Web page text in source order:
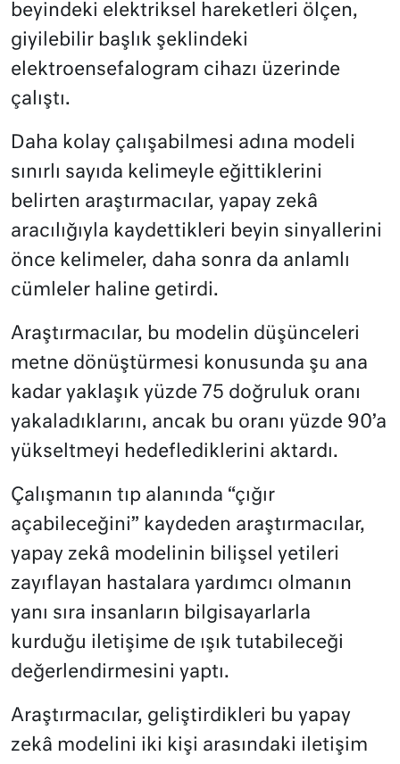
beyindeki elektriksel hareketleri ölçen,
giyilebilir başlık şeklindeki
elektroensefalogram cihazı üzerinde
çalıştı.
Daha kolay çalışabilmesi adına modeli
sınırlı sayıda kelimeyle eğittiklerini
belirten araştırmacılar, yapay zekâ
aracılığıyla kaydettikleri beyin sinyallerini
önce kelimeler, daha sonra da anlamlı
cümleler haline getirdi.
Araştırmacılar, bu modelin düşünceleri
metne dönüştürmesi konusunda şu ana
kadar yaklaşık yüzde 75 doğruluk oranı
yakaladıklarını, ancak bu oranı yüzde 90’a
yükseltmeyi hedeflediklerini aktardı.
Çalışmanın tıp alanında “çığır
açabileceğini” kaydeden araştırmacılar,
yapay zekâ modelinin bilişsel yetileri
zayıflayan hastalara yardımcı olmanın
yanı sıra insanların bilgisayarlarla
kurduğu iletişime de ışık tutabileceği
değerlendirmesini yaptı.
Araştırmacılar, geliştirdikleri bu yapay
zekâ modelini iki kişi arasındaki iletişim